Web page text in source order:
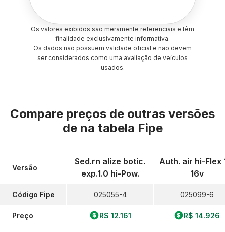
Os valores exibidos são meramente referenciais e têm
finalidade exclusivamente informativa.
Os dados não possuem validade oficial e não devem
ser considerados como uma avaliação de veículos
usados.
Compare preços de outras versões
de na tabela Fipe
Versão
Código Fipe
Preço
Sed.rn alize botic.
exp.1.0 hi-Pow.
025055-4
R$ 12.161
Auth. air hi-Flex
16v
025099-6
R$ 14.926